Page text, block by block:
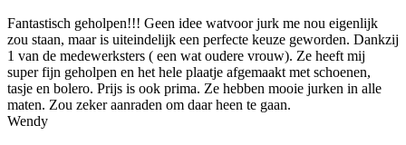
Fantastisch geholpen!!! Geen idee watvoor jurk me nou eigenlijk
zou staan, maar is uiteindelijk een perfecte keuze geworden. Dankzij
1 van de medewerksters ( een wat oudere vrouw). Ze heeft mij
super fijn geholpen en het hele plaatje afgemaakt met schoenen,
tasje en bolero. Prijs is ook prima. Ze hebben mooie jurken in alle
maten. Zou zeker aanraden om daar heen te gaan.
Wendy